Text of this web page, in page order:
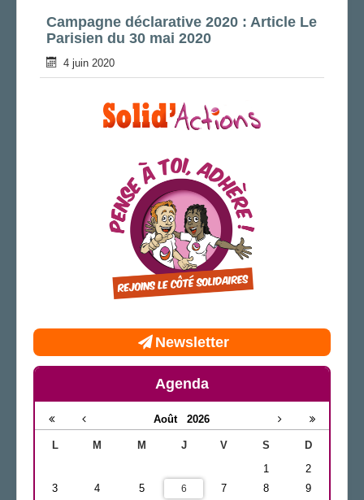
Campagne déclarative 2020 : Article Le
Parisien du 30 mai 2020
4 juin 2020
Newsletter
Agenda
Août 2026
L M M J V S
D
1
2
3
4 5 6 7 8
9